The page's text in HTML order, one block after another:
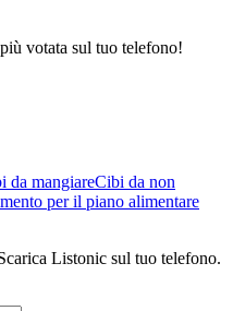
votata sul tuo telefono!
da mangiareCibi da non
per il piano alimentare
Listonic sul tuo telefono.